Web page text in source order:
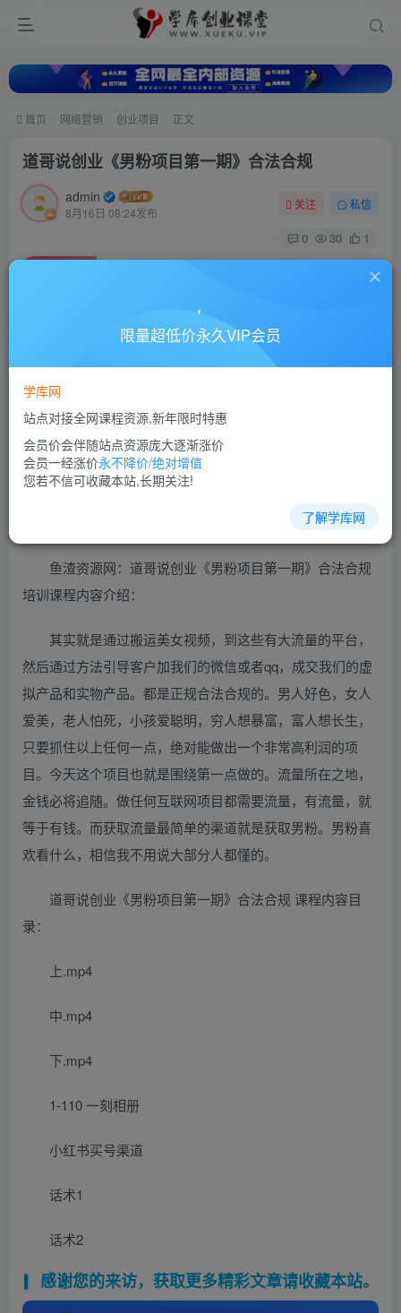
首页 网络营销 创业项目 正文
道哥说创业《男粉项目第一期》合法合规
admin
8月16日 08:24发布
关注 私信
0 30 1
此内容为付费资源，请付费后查看
10
立即购买
您当前未登录！建议登陆后购买，可保存购买订单
付费资源
鱼渣资源网：道哥说创业《男粉项目第一期》合法合规
培训课程内容介绍：
其实就是通过搬运美女视频，到这些有大流量的平台，
然后通过方法引导客户加我们的微信或者qq，成交我们的虚
拟产品和实物产品。都是正规合法合规的。男人好色，女人
爱美，老人怕死，小孩爱聪明，穷人想暴富，富人想长生，
只要抓住以上任何一点，绝对能做出一个非常高利润的项
目。今天这个项目也就是围绕第一点做的。流量所在之地，
金钱必将追随。做任何互联网项目都需要流量，有流量，就
等于有钱。而获取流量最简单的渠道就是获取男粉。男粉喜
欢看什么，相信我不用说大部分人都懂的。
道哥说创业《男粉项目第一期》合法合规 课程内容目
录：
上.mp4
中.mp4
下.mp4
1-110 一刻相册
小红书买号渠道
话术1
话术2
感谢您的来访，获取更多精彩文章请收藏本站。
限量超低价永久VIP会员
学库网
站点对接全网课程资源,新年限时特惠
会员价会伴随站点资源庞大逐渐涨价
会员一经涨价永不降价/绝对增值
您若不信可收藏本站,长期关注!
了解学库网